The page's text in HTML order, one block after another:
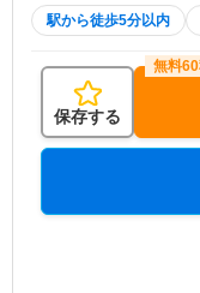
駅から徒歩5分以内
保存する